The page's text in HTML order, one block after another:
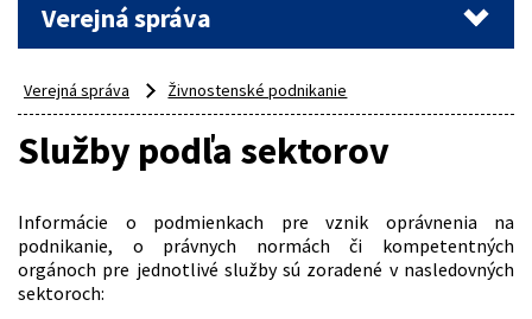
Verejná správa
Verejná správa Živnostenské podnikanie
Služby podľa sektorov
Informácie o podmienkach pre vznik oprávnenia na
podnikanie, o právnych normách či kompetentných
orgánoch pre jednotlivé služby sú zoradené v nasledovných
sektoroch: